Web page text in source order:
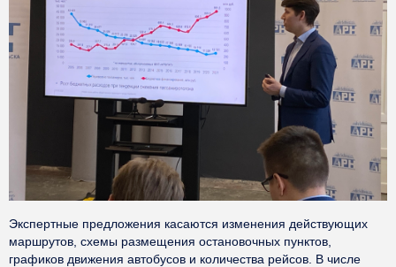
Экспертные предложения касаются изменения действующих
маршрутов, схемы размещения остановочных пунктов,
графиков движения автобусов и количества рейсов. В числе